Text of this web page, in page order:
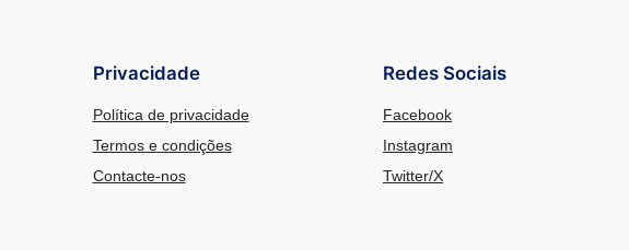
Privacidade
Política de privacidade
Termos e condições
Contacte-nos
Redes Sociais
Facebook
Instagram
Twitter/X